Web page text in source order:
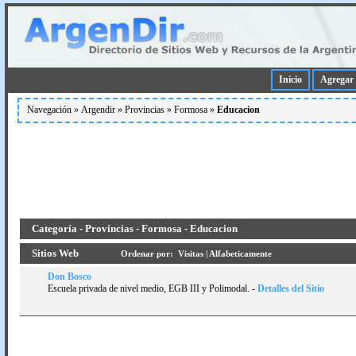
Inicio Agregar
Navegación » Argendir » Provincias » Formosa » Educacion
Categoría - Provincias - Formosa - Educacion
Sitios Web Ordenar por: Visitas | Alfabeticamente
Don Bosco
Escuela privada de nivel medio, EGB III y Polimodal. - Detalles del Sitio